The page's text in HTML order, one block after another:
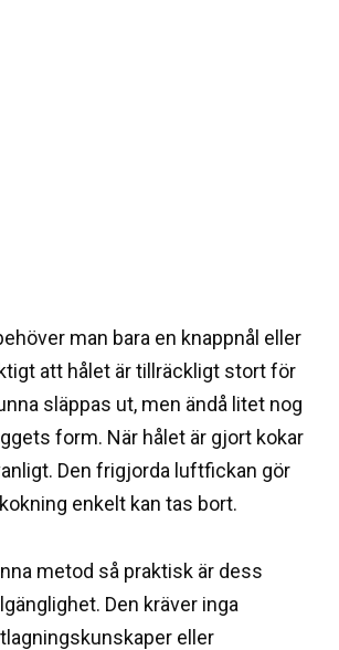
man bara en knappnål eller
att hålet är tillräckligt stort för
släppas ut, men ändå litet nog
form. När hålet är gjort kokar
Den frigjorda luftfickan gör
enkelt kan tas bort.
metod så praktisk är dess
Den kräver inga
eller